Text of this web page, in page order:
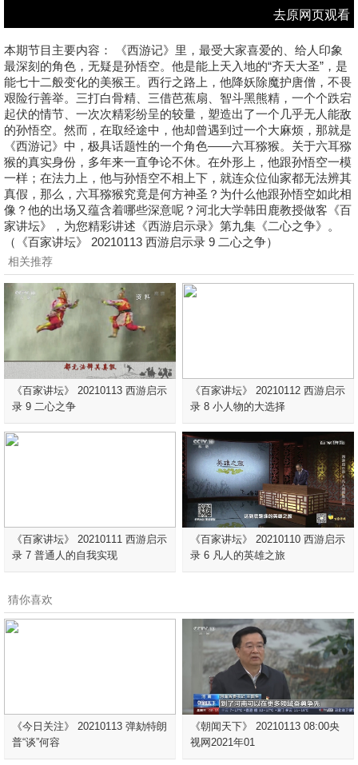
去原网页观看
本期节目主要内容： 《西游记》里，最受大家喜爱的、给人印象
最深刻的角色，无疑是孙悟空。他是能上天入地的“齐天大圣”，是
能七十二般变化的美猴王。西行之路上，他降妖除魔护唐僧，不畏
艰险行善举。三打白骨精、三借芭蕉扇、智斗黑熊精，一个个跌宕
起伏的情节、一次次精彩纷呈的较量，塑造出了一个几乎无人能敌
的孙悟空。然而，在取经途中，他却曾遇到过一个大麻烦，那就是
《西游记》中，极具话题性的一个角色——六耳猕猴。关于六耳猕
猴的真实身份，多年来一直争论不休。在外形上，他跟孙悟空一模
一样；在法力上，他与孙悟空不相上下，就连众位仙家都无法辨其
真假，那么，六耳猕猴究竟是何方神圣？为什么他跟孙悟空如此相
像？他的出场又蕴含着哪些深意呢？河北大学韩田鹿教授做客《百
家讲坛》，为您精彩讲述《西游启示录》第九集《二心之争》。
（《百家讲坛》 20210113 西游启示录 9 二心之争）
相关推荐
《百家讲坛》 20210113 西游启示
录 9 二心之争
《百家讲坛》 20210112 西游启示
录 8 小人物的大选择
《百家讲坛》 20210111 西游启示
录 7 普通人的自我实现
《百家讲坛》 20210110 西游启示
录 6 凡人的英雄之旅
猜你喜欢
《今日关注》 20210113 弹劾特朗
普“谈”何容
《朝闻天下》 20210113 08:00央
视网2021年01